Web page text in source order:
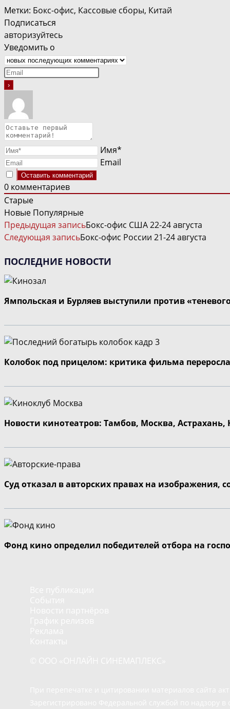
Метки: Бокс-офис, Кассовые сборы, Китай
Подписаться
авторизуйтесь
Уведомить о
Имя*
Email
0 комментариев
Старые
Новые Популярные
ЧИТАТЬ
ДАЛЕЕ
СТАТЬИ
Предыдущая записьБокс-офис США 22-24 августа
Следующая записьБокс-офис России 21-24 августа
ПОСЛЕДНИЕ НОВОСТИ
Ямпольская и Бурляев выступили против
Колобок под прицелом: критика фильма
Новости кинотеатров: Тамбов, Москва,
Суд отказал в авторских правах на изображения,
Фонд кино определил победителей отбора на